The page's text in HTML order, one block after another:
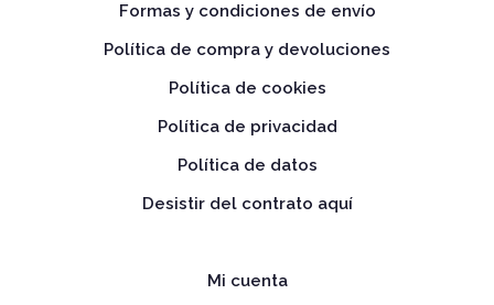
Formas y condiciones de envío
Política de compra y devoluciones
Política de cookies
Política de privacidad
Política de datos
Desistir del contrato aquí
Mi cuenta